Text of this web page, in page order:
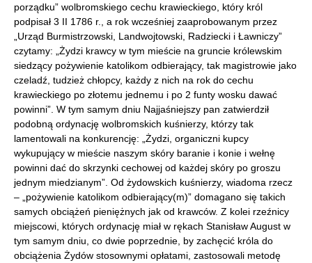
porządku” wolbromskiego cechu krawieckiego, który król
podpisał 3 II 1786 r., a rok wcześniej zaaprobowanym przez
„Urząd Burmistrzowski, Landwojtowski, Radziecki i Ławniczy”
czytamy: „Żydzi krawcy w tym mieście na gruncie królewskim
siedzący pożywienie katolikom odbierający, tak magistrowie jako
czeladź, tudzież chłopcy, każdy z nich na rok do cechu
krawieckiego po złotemu jednemu i po 2 funty wosku dawać
powinni”. W tym samym dniu Najjaśniejszy pan zatwierdził
podobną ordynację wolbromskich kuśnierzy, którzy tak
lamentowali na konkurencję: „Żydzi, organiczni kupcy
wykupujący w mieście naszym skóry baranie i konie i wełnę
powinni dać do skrzynki cechowej od każdej skóry po groszu
jednym miedzianym”. Od żydowskich kuśnierzy, wiadoma rzecz
– „pożywienie katolikom odbierający(m)” domagano się takich
samych obciążeń pieniężnych jak od krawców. Z kolei rzeźnicy
miejscowi, których ordynację miał w rękach Stanisław August w
tym samym dniu, co dwie poprzednie, by zachęcić króla do
obciążenia Żydów stosownymi opłatami, zastosowali metodę